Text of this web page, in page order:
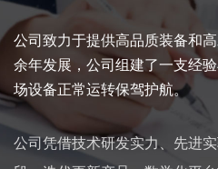
公司致力于提供高品质装备和
余年发展，公司组建了一支经
场设备正常运转保驾护航。
公司凭借技术研发实力、先进